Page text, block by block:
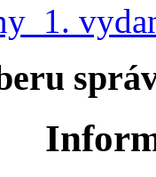
1.